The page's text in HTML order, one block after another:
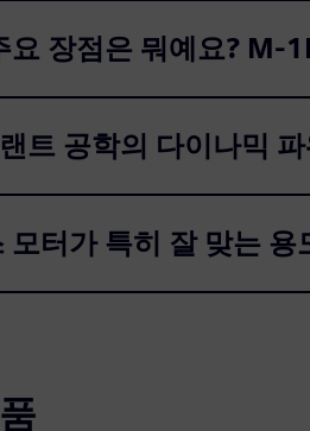
장점은 뭐예요? M-
트 공학의 다이나믹
터가 특히 잘 맞는